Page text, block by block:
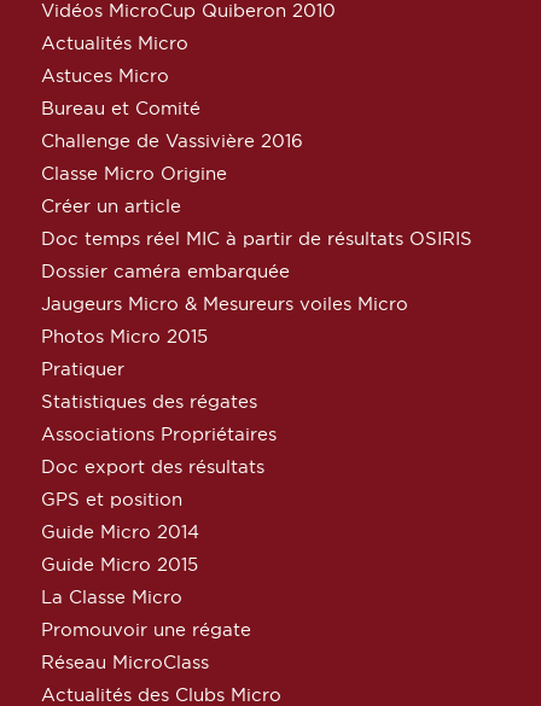
Vidéos MicroCup Quiberon 2010
Actualités Micro
Astuces Micro
Bureau et Comité
Challenge de Vassivière 2016
Classe Micro Origine
Créer un article
Doc temps réel MIC à partir de résultats OSIRIS
Dossier caméra embarquée
Jaugeurs Micro & Mesureurs voiles Micro
Photos Micro 2015
Pratiquer
Statistiques des régates
Associations Propriétaires
Doc export des résultats
GPS et position
Guide Micro 2014
Guide Micro 2015
La Classe Micro
Promouvoir une régate
Réseau MicroClass
Actualités des Clubs Micro